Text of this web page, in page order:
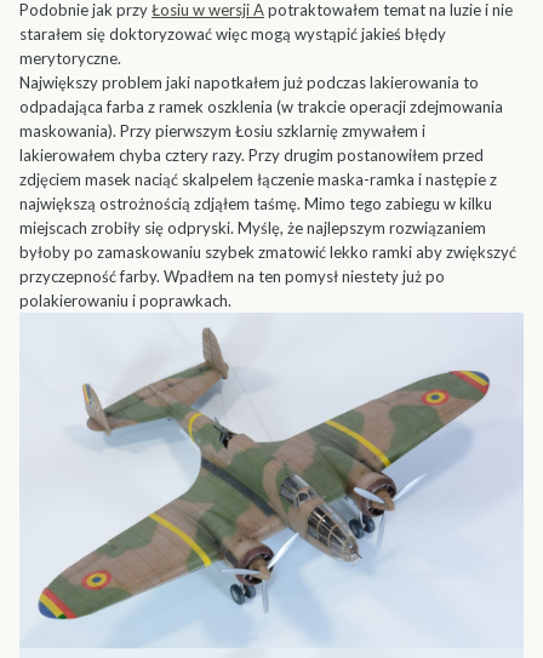
Podobnie jak przyŁosiu w wersji Apotraktowałem temat na luzie i nie
starałem się doktoryzować więc mogą wystąpić jakieś błędy
merytoryczne.
Największy problem jaki napotkałem już podczas lakierowania to
odpadająca farba z ramek oszklenia (w trakcie operacji zdejmowania
maskowania). Przy pierwszym Łosiu szklarnię zmywałem i
lakierowałem chyba cztery razy. Przy drugim postanowiłem przed
zdjęciem masek naciąć skalpelem łączenie maska-ramka i następie z
największą ostrożnością zdjąłem taśmę. Mimo tego zabiegu w kilku
miejscach zrobiły się odpryski. Myślę, że najlepszym rozwiązaniem
byłoby po zamaskowaniu szybek zmatowić lekko ramki aby zwiększyć
przyczepność farby. Wpadłem na ten pomysł niestety już po
polakierowaniu i poprawkach.